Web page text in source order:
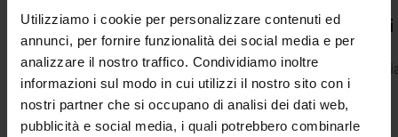
Utilizziamo i cookie per personalizzare contenuti ed
annunci, per fornire funzionalità dei social media e per
analizzare il nostro traffico. Condividiamo inoltre
informazioni sul modo in cui utilizzi il nostro sito con i
nostri partner che si occupano di analisi dei dati web,
pubblicità e social media, i quali potrebbero combinarle
La
Nuova
Electrosculpture®
è un
marchio
registrato
La
Nuova
Radiofrequenza
è
l’alleato
ideale
Il
Nuovo
Crioultrasuono
è un
trattamento
estetico
Tonic
Shape
è il
trattamento
di
estetica
bendaggi
La
con
bendaggi
potenzia